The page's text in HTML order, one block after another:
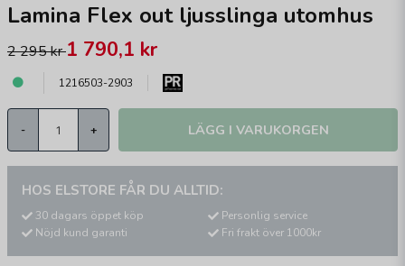
Lamina Flex out ljusslinga utomhus
2 295 kr1 790,1 kr
1216503-2903
- + LÄGG I VARUKORGEN
HOS ELSTORE FÅR DU ALLTID:
30 dagars öppet köp
Nöjd kund garanti
Personlig service
Fri frakt över 1000kr